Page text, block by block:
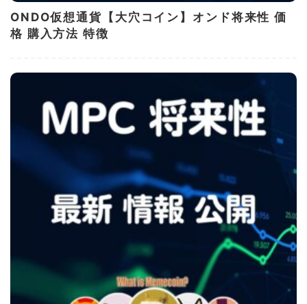
ONDO仮想通貨【大穴コイン】オンド将来性 価
格 購入方法 特徴